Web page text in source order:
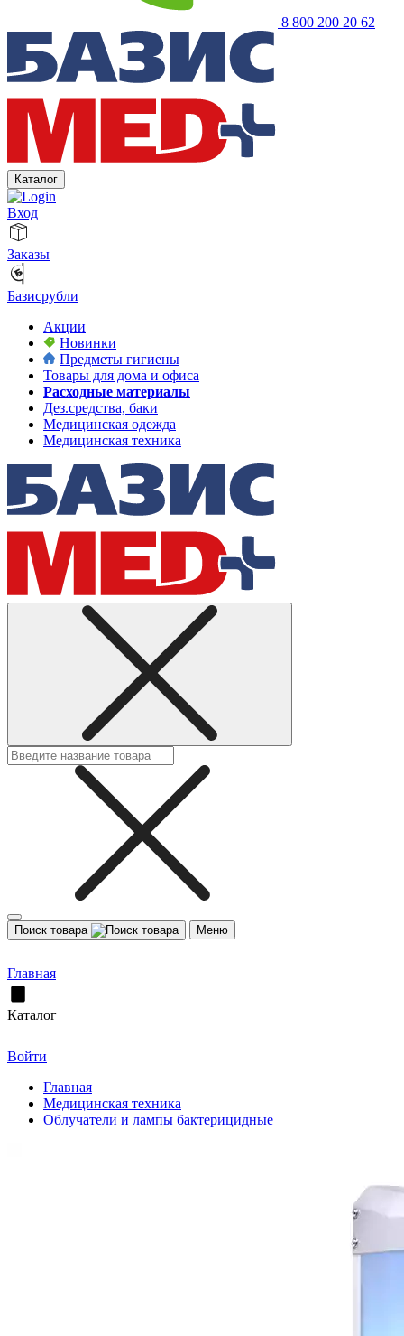
8 800 200 20 62
Каталог
Вход
Заказы
Базисрубли
Акции
Новинки
Предметы гигиены
Товары для дома и офиса
Расходные материалы
Дез.средства, баки
Медицинская одежда
Медицинская техника
Поиск товара Меню
Главная
Каталог
Войти
Главная
Медицинская техника
Облучатели и лампы бактерицидные